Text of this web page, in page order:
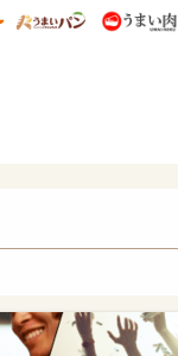
ニー特集
うまいめし うまいパン